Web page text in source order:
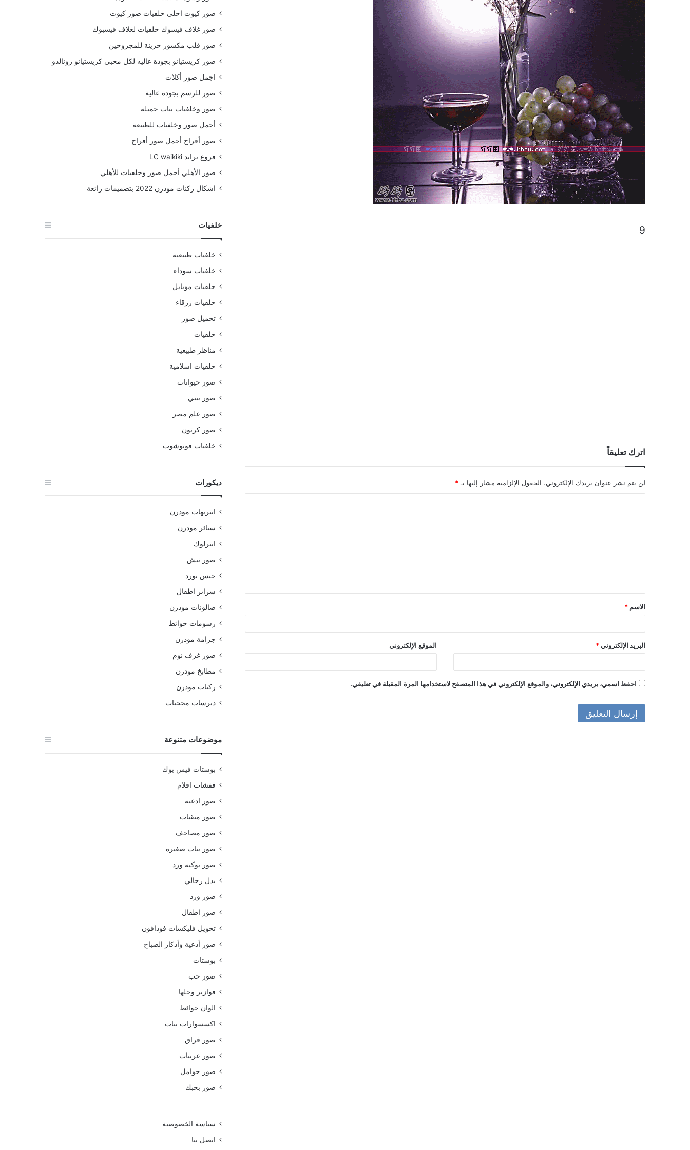
9
اترك تعليقاً
لن يتم نشر عنوان بريدك الإلكتروني. الحقول الإلزامية مشار إليها بـ *
ق
*
الاسم *
البريد الإلكتروني * الموقع الإلكتروني
احفظ اسمي، بريدي الإلكتروني، والموقع الإلكتروني في هذا المتصفح لاستخدامها المرة المقبلة في تعليقي.
صور كيوت احلى خلفيات صور كيوت
صور غلاف فيسوك خلفيات لغلاف فيسبوك
صور قلب مكسور حزينة للمجروحين
صور كريستيانو بجودة عاليه لكل محبي كريستيانو رونالدو
اجمل صور أكلات
صور للرسم بجودة عالية
صور وخلفيات بنات جميلة
أجمل صور وخلفيات للطبيعة
صور أفراح أجمل صور أفراح
فروع براند LC waikiki
صور الأهلي أجمل صور وخلفيات للأهلي
اشكال ركنات مودرن 2022 بتصميمات رائعة
خلفيات
خلفيات طبيعية
خلفيات سوداء
خلفيات موبايل
خلفيات زرقاء
تحميل صور
خلفيات
مناظر طبيعية
خلفيات اسلامية
صور حيوانات
صور بيبي
صور علم مصر
صور كرتون
خلفيات فوتوشوب
ديكورات
انتريهات مودرن
ستائر مودرن
انترلوك
صور نيش
جبس بورد
سراير اطفال
صالونات مودرن
رسومات حوائط
جزامة مودرن
صور غرف نوم
مطابخ مودرن
ركنات مودرن
ديرسات محجبات
موضوعات متنوعة
بوستات فيس بوك
قفشات افلام
صور ادعيه
صور منقبات
صور مصاحف
صور بنات صغيره
صور بوكيه ورد
بدل رجالي
صور ورد
صور اطفال
تحويل فليكسات فودافون
صور أدعية وأذكار الصباح
بوستات
صور حب
فوازير وحلها
الوان حوائط
اكسسوارات بنات
صور فراق
صور عربيات
صور حوامل
صور بحبك
سياسة الخصوصية
اتصل بنا